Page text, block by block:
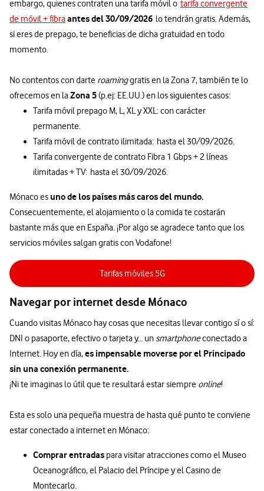
embargo, quienes contraten una tarifa móvil o tarifa convergente
de móvil + fibraantes del 30/09/2026 lo tendrán gratis. Además,
si eres de prepago, te beneficias de dicha gratuidad en todo
momento.
No contentos con darte roaminggratis en la Zona 7, también te lo
ofrecemos en laZona 5(p.ej: EE.UU.) en los siguientes casos:
Tarifa móvil prepago M, L, XL y XXL: con carácter
permanente.
Tarifa móvil de contrato ilimitada: hasta el 30/09/2026.
Tarifa convergente de contrato Fibra 1 Gbps + 2 líneas
ilimitadas + TV: hasta el 30/09/2026.
Mónaco es uno de los países más caros del mundo.
Consecuentemente, el alojamiento o la comida te costarán
bastante más que en España. ¡Por algo se agradece tanto que los
servicios móviles salgan gratis con Vodafone!
Tarifas móviles 5G
Navegar por internet desde Mónaco
Cuando visitas Mónaco hay cosas que necesitas llevar contigo sí o sí:
DNI o pasaporte, efectivo o tarjeta y… un smartphoneconectado a
Internet. Hoy en día,es impensable moverse por el Principado
sin una conexión permanente.
¡Ni te imaginas lo útil que te resultará estar siempre online!
Esta es solo una pequeña muestra de hasta qué punto te conviene
estar conectado a internet en Mónaco:
Comprar entradas para visitar atracciones como el Museo
Oceanográfico, el Palacio del Príncipe y el Casino de
Montecarlo.